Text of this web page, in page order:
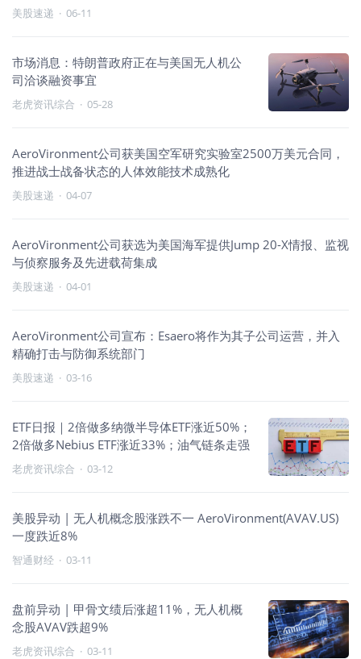
美股速递 · 06-11
市场消息：特朗普政府正在与美国无人机公
司洽谈融资事宜
老虎资讯综合 · 05-28
AeroVironment公司获美国空军研究实验室2500万美元合同，
推进战士战备状态的人体效能技术成熟化
美股速递 · 04-07
AeroVironment公司获选为美国海军提供Jump 20-X情报、监视
与侦察服务及先进载荷集成
美股速递 · 04-01
AeroVironment公司宣布：Esaero将作为其子公司运营，并入
精确打击与防御系统部门
美股速递 · 03-16
ETF日报｜2倍做多纳微半导体ETF涨近50%；
2倍做多Nebius ETF涨近33%；油气链条走强
老虎资讯综合 · 03-12
美股异动 | 无人机概念股涨跌不一 AeroVironment(AVAV.US)
一度跌近8%
智通财经 · 03-11
盘前异动 | 甲骨文绩后涨超11%，无人机概
念股AVAV跌超9%
老虎资讯综合 · 03-11